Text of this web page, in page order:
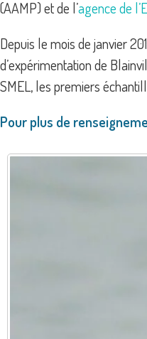
(AAMP) et de l’agence de
Depuis le mois de janvier
d’expérimentation de
SMEL, les premiers
Pour plus de